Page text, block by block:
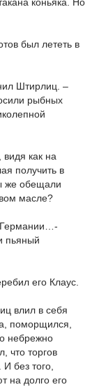
был лететь в
Штирлиц. –
рыбных
как на
получить в
же обещали
масле?
пьяный
его Клаус.
влил в себя
поморщился,
небрежно
что торгов
без того,
на долго его